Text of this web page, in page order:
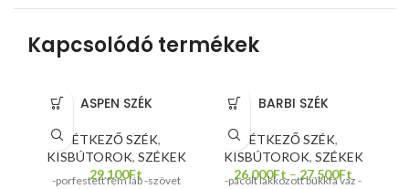
Kapcsolódó termékek
ASPEN SZÉK
ÉTKEZŐ SZÉK,
KISBÚTOROK, SZÉKEK
29.100Ft
-porfestett fém láb -szövet
BARBI SZÉK
ÉTKEZŐ SZÉK,
KISBÚTOROK, SZÉKEK
26.000Ft – 27.500Ft
-pácolt lakkozott bükkfa váz -